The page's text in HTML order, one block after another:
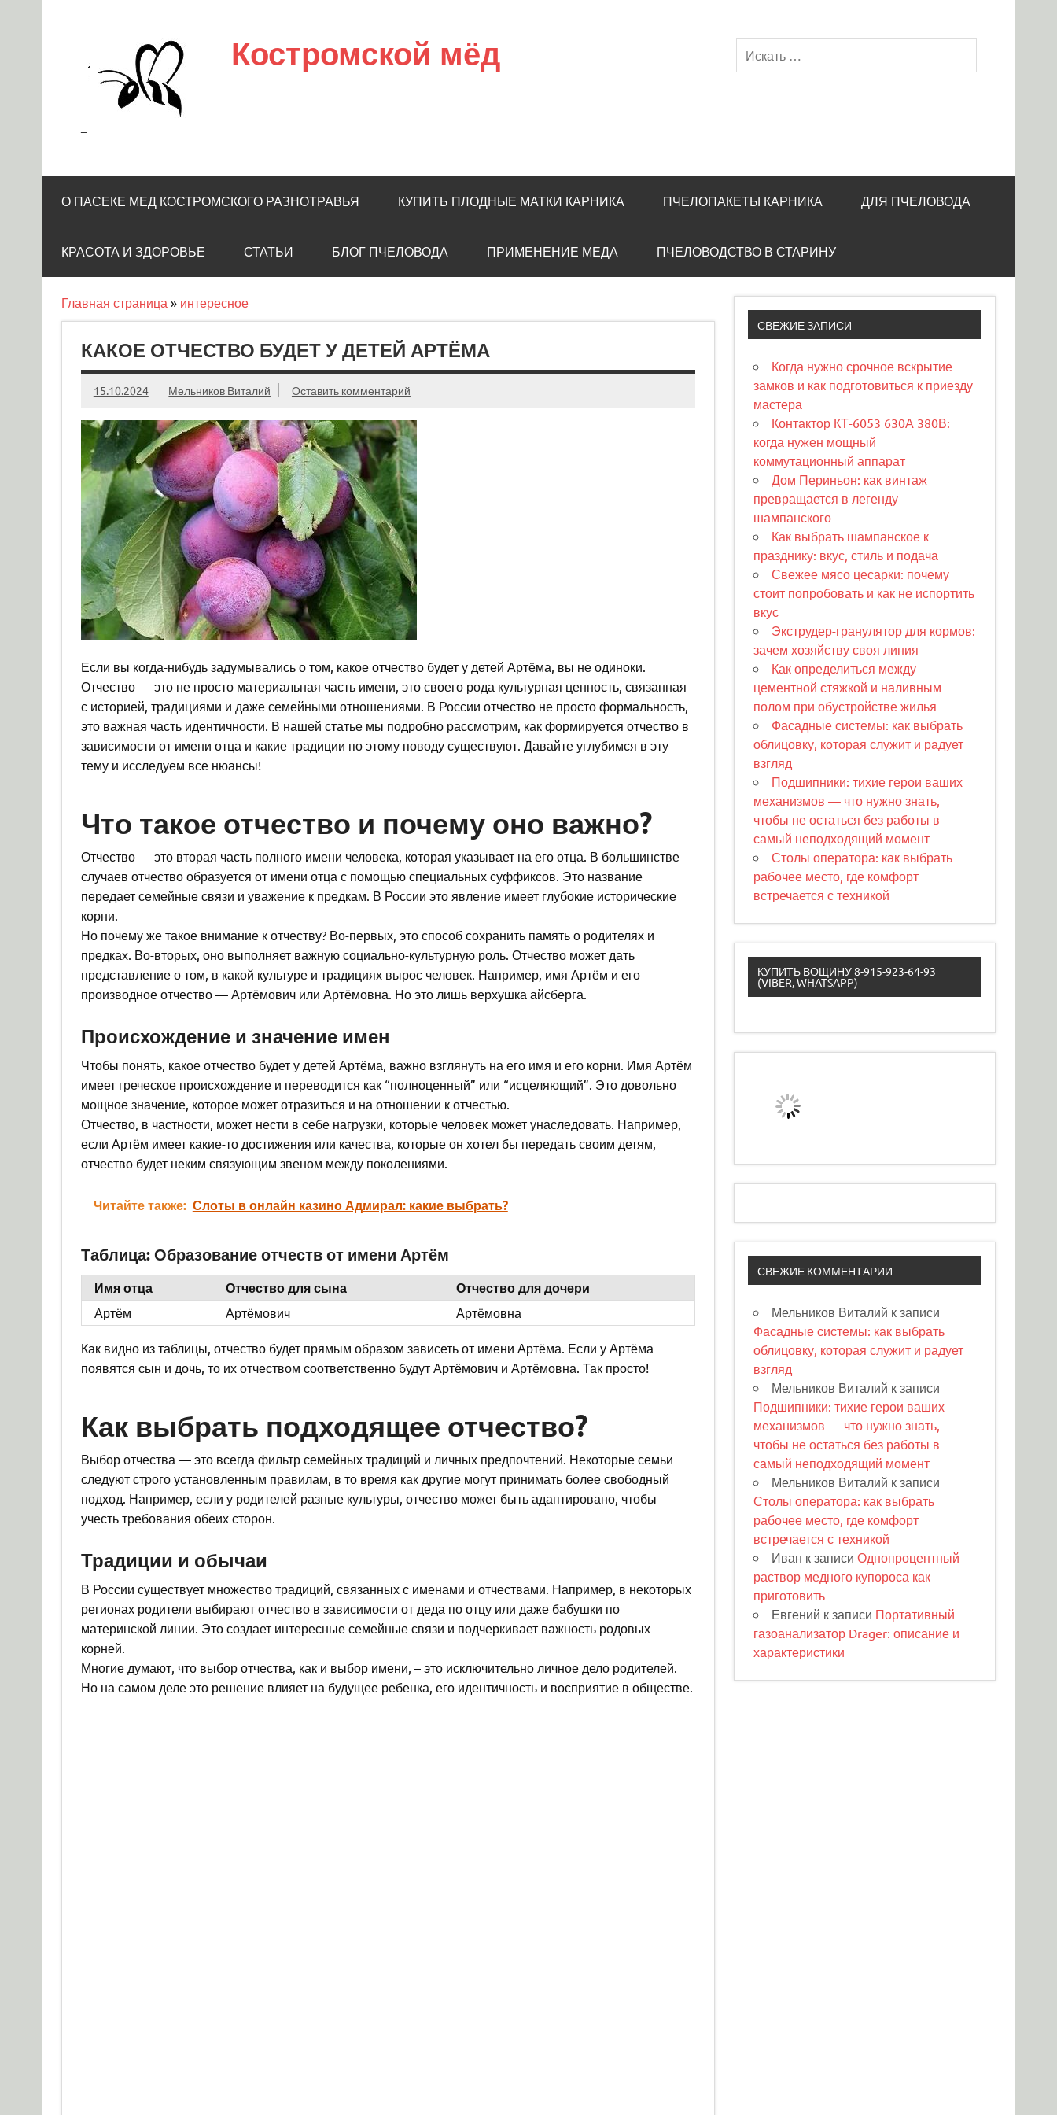
Костромской мёд
=
О ПАСЕКЕ МЕД КОСТРОМСКОГО РАЗНОТРАВЬЯ КУПИТЬ ПЛОДНЫЕ МАТКИ КАРНИКА ПЧЕЛОПАКЕТЫ КАРНИКА ДЛЯ ПЧЕЛОВОДА
КРАСОТА И ЗДОРОВЬЕ СТАТЬИ БЛОГ ПЧЕЛОВОДА ПРИМЕНЕНИЕ МЕДА ПЧЕЛОВОДСТВО В СТАРИНУ
Главная страница » интересное
КАКОЕ ОТЧЕСТВО БУДЕТ У ДЕТЕЙ АРТЁМА
15.10.2024 Мельников Виталий Оставить комментарий
Если вы когда-нибудь задумывались о том, какое отчество будет у детей Артёма, вы не одиноки.
Отчество — это не просто материальная часть имени, это своего рода культурная ценность, связанная
с историей, традициями и даже семейными отношениями. В России отчество не просто формальность,
это важная часть идентичности. В нашей статье мы подробно рассмотрим, как формируется отчество в
зависимости от имени отца и какие традиции по этому поводу существуют. Давайте углубимся в эту
тему и исследуем все нюансы!
Что такое отчество и почему оно важно?
Отчество — это вторая часть полного имени человека, которая указывает на его отца. В большинстве
случаев отчество образуется от имени отца с помощью специальных суффиксов. Это название
передает семейные связи и уважение к предкам. В России это явление имеет глубокие исторические
корни.
Но почему же такое внимание к отчеству? Во-первых, это способ сохранить память о родителях и
предках. Во-вторых, оно выполняет важную социально-культурную роль. Отчество может дать
представление о том, в какой культуре и традициях вырос человек. Например, имя Артём и его
производное отчество — Артёмович или Артёмовна. Но это лишь верхушка айсберга.
Происхождение и значение имен
Чтобы понять, какое отчество будет у детей Артёма, важно взглянуть на его имя и его корни. Имя Артём
имеет греческое происхождение и переводится как “полноценный” или “исцеляющий”. Это довольно
мощное значение, которое может отразиться и на отношении к отчестью.
Отчество, в частности, может нести в себе нагрузки, которые человек может унаследовать. Например,
если Артём имеет какие-то достижения или качества, которые он хотел бы передать своим детям,
отчество будет неким связующим звеном между поколениями.
Читайте также: Слоты в онлайн казино Адмирал: какие выбрать?
Таблица: Образование отчеств от имени Артём
Имя отца Отчество для сына Отчество для дочери
Артём Артёмович Артёмовна
Как видно из таблицы, отчество будет прямым образом зависеть от имени Артёма. Если у Артёма
появятся сын и дочь, то их отчеством соответственно будут Артёмович и Артёмовна. Так просто!
Как выбрать подходящее отчество?
Выбор отчества — это всегда фильтр семейных традиций и личных предпочтений. Некоторые семьи
следуют строго установленным правилам, в то время как другие могут принимать более свободный
подход. Например, если у родителей разные культуры, отчество может быть адаптировано, чтобы
учесть требования обеих сторон.
Традиции и обычаи
В России существует множество традиций, связанных с именами и отчествами. Например, в некоторых
регионах родители выбирают отчество в зависимости от деда по отцу или даже бабушки по
материнской линии. Это создает интересные семейные связи и подчеркивает важность родовых
корней.
Многие думают, что выбор отчества, как и выбор имени, – это исключительно личное дело родителей.
Но на самом деле это решение влияет на будущее ребенка, его идентичность и восприятие в обществе.
СВЕЖИЕ ЗАПИСИ
Когда нужно срочное вскрытие
замков и как подготовиться к приезду
мастера
Контактор КТ-6053 630А 380В:
когда нужен мощный
коммутационный аппарат
Дом Периньон: как винтаж
превращается в легенду
шампанского
Как выбрать шампанское к
празднику: вкус, стиль и подача
Свежее мясо цесарки: почему
стоит попробовать и как не испортить
вкус
Экструдер-гранулятор для кормов:
зачем хозяйству своя линия
Как определиться между
цементной стяжкой и наливным
полом при обустройстве жилья
Фасадные системы: как выбрать
облицовку, которая служит и радует
взгляд
Подшипники: тихие герои ваших
механизмов — что нужно знать,
чтобы не остаться без работы в
самый неподходящий момент
Столы оператора: как выбрать
рабочее место, где комфорт
встречается с техникой
КУПИТЬ ВОЩИНУ 8-915-923-64-93
(VIBER, WHATSAPP)
СВЕЖИЕ КОММЕНТАРИИ
Мельников Виталий к записи
Фасадные системы: как выбрать
облицовку, которая служит и радует
взгляд
Мельников Виталий к записи
Подшипники: тихие герои ваших
механизмов — что нужно знать,
чтобы не остаться без работы в
самый неподходящий момент
Мельников Виталий к записи
Столы оператора: как выбрать
рабочее место, где комфорт
встречается с техникой
Иван к записиОднопроцентный
раствор медного купороса как
приготовить
Евгений к записи Портативный
газоанализатор Drager: описание и
характеристики